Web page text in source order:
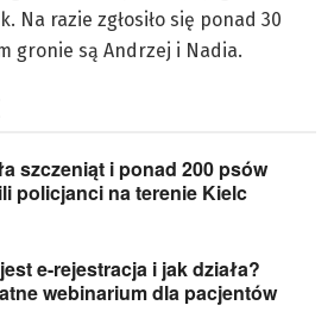
Na razie zgłosiło się ponad 30
gronie są Andrzej i Nadia.
szczeniąt i ponad 200 psów
policjanci na terenie Kielc
e-rejestracja i jak działa?
webinarium dla pacjentów